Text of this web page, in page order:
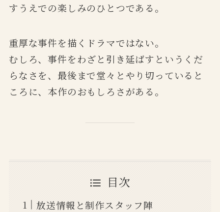
すうえでの楽しみのひとつである。
重厚な事件を描くドラマではない。
むしろ、事件をわざと引き延ばすというくだ
らなさを、最後まで堂々とやり切っていると
ころに、本作のおもしろさがある。
目次
放送情報と制作スタッフ陣